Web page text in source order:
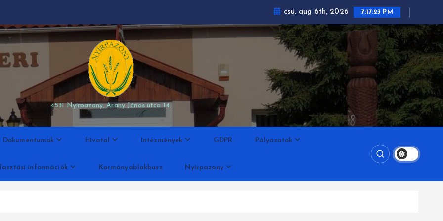
csü. aug 6th, 2026 7:17:24 PM
4531 Nyírpazony, Arany János utca 14.
Dokumentumok Hivatal Intézmények GDPR Pályázatok
információk Kormányablakbusz Nyírpazony